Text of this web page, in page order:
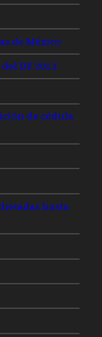
de México
DF 2013
de cédula
hasta